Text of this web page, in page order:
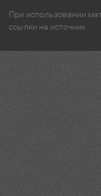
При использовании
ссылки на источник.